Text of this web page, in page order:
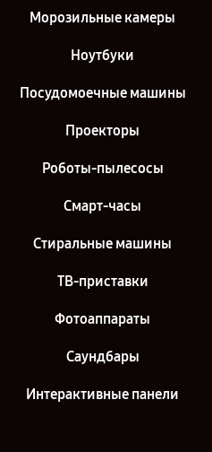
Морозильные камеры
Ноутбуки
Посудомоечные машины
Проекторы
Роботы-пылесосы
Смарт-часы
Стиральные машины
ТВ-приставки
Фотоаппараты
Саундбары
Интерактивные панели